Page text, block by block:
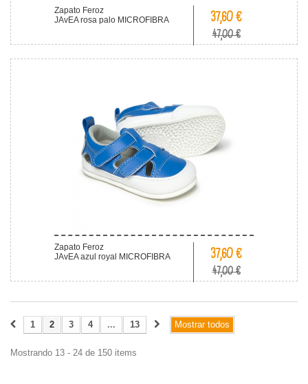
Zapato Feroz
JAvEA rosa palo MICROFIBRA
37,60 €
47,00 €
Zapato Feroz
JAvEA azul royal MICROFIBRA
37,60 €
47,00 €
Mostrar todos
1 2 3 4 ... 13
Mostrando 13 - 24 de 150 items